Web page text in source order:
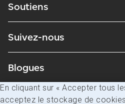
Soutiens
Suivez-nous
Blogues
En cliquant sur « Accepter tous
acceptez le stockage de